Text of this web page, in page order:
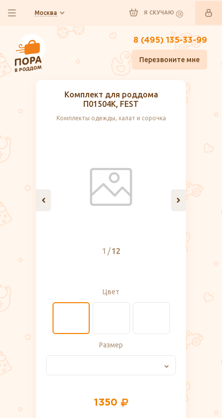
Москва Я СКУЧАЮ
8 (495) 135-33-99
Перезвоните мне
Комплект для роддома
П01504К, FEST
Комплекты одежды, халат и сорочка
1 12
Цвет
Размер
1350